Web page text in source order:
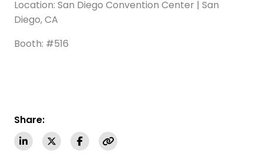
Location: San Diego Convention Center | San
Diego, CA
Booth: #516
Share: